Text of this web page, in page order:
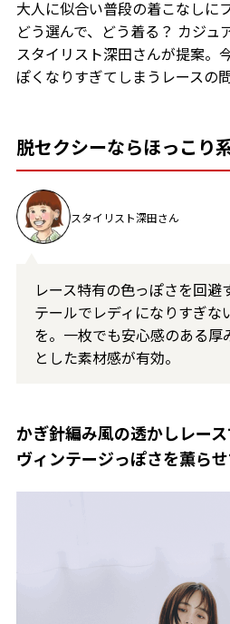
大人に似合い普段の着こなしに
どう選んで、どう着る？ カジュ
スタイリスト深田さんが提案。
ぽくなりすぎてしまうレースの
脱セクシーならほっこり
スタイリスト深田さん
レース特有の色っぽさを回避
テールでレディになりすぎな
を。一枚でも安心感のある厚
とした素材感が有効。
かぎ針編み風の透かしレー
ヴィンテージっぽさを薫ら